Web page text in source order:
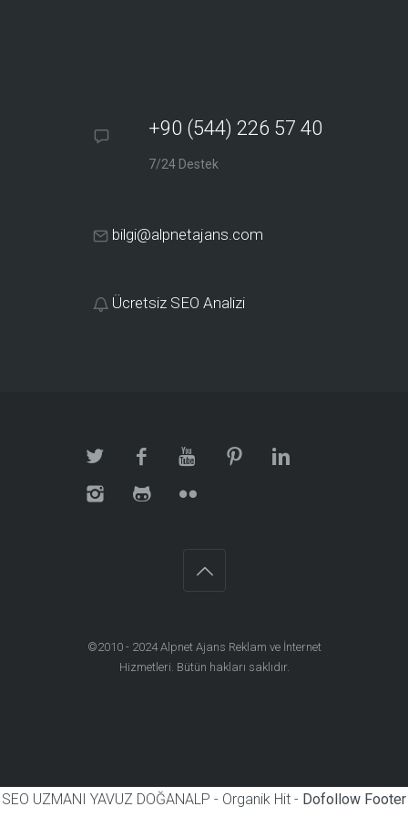
+90 (544) 226 57 40
7/24 Destek
bilgi@alpnetajans.com
Ücretsiz SEO Analizi
©2010 - 2024Alpnet Ajans Reklam ve İnternet
Hizmetleri . Bütün hakları saklıdır.
SEO UZMANI YAVUZ DOĞANALP - Organik Hit - Dofollow Footer